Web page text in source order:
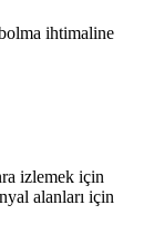
ihtimaline
izlemek için
alanları için